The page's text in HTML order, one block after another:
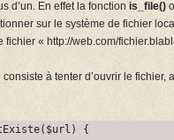
d’un. En effet la fonction is_file()
sur le système de fichier
fichier « http://web.com/
consiste à tenter d’ouvrir le
{